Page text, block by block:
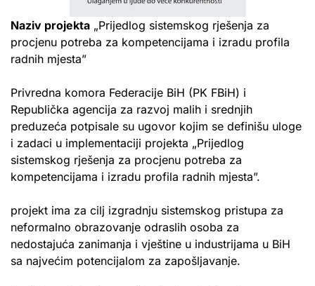
Naziv projekta „Prijedlog sistemskog rješenja za
procjenu potreba za kompetencijama i izradu profila
radnih mjesta”
Privredna komora Federacije BiH (PK FBiH) i
Republička agencija za razvoj malih i srednjih
preduzeća potpisale su ugovor kojim se definišu uloge
i zadaci u implementaciji projekta „Prijedlog
sistemskog rješenja za procjenu potreba za
kompetencijama i izradu profila radnih mjesta”.
projekt ima za cilj izgradnju sistemskog pristupa za
neformalno obrazovanje odraslih osoba za
nedostajuća zanimanja i vještine u industrijama u BiH
sa najvećim potencijalom za zapošljavanje.